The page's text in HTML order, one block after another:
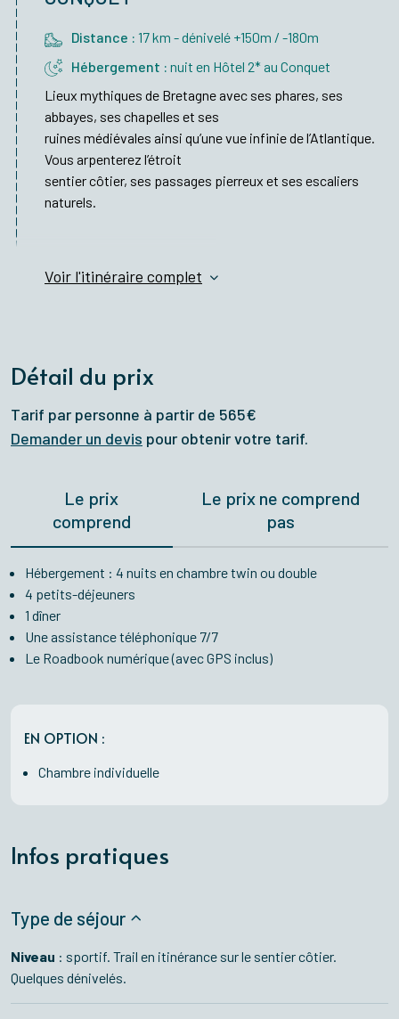
Distance : 17 km - dénivelé +150m / -180m
Hébergement : nuit en Hôtel 2* au Conquet
Lieux mythiques de Bretagne avec ses phares, ses
abbayes, ses chapelles et ses
ruines médiévales ainsi qu’une vue infinie de l’Atlantique.
Vous arpenterez l’étroit
sentier côtier, ses passages pierreux et ses escaliers
naturels.
Voir l'itinéraire complet
Détail du prix
Tarif par personne à partir de 565€
Demander un devis pour obtenir votre tarif.
Le prix
comprend
Le prix ne comprend
pas
Hébergement : 4 nuits en chambre twin ou double
4 petits-déjeuners
1 dîner
Une assistance téléphonique 7/7
Le Roadbook numérique (avec GPS inclus)
EN OPTION :
Chambre individuelle
Infos pratiques
Type de séjour
Niveau : sportif. Trail en itinérance sur le sentier côtier.
Quelques dénivelés.